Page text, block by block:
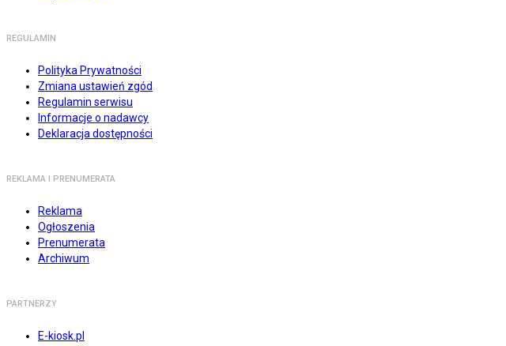
REGULAMIN
Polityka Prywatności
Zmiana ustawień zgód
Regulamin serwisu
Informacje o nadawcy
Deklaracja dostępności
REKLAMA I PRENUMERATA
Reklama
Ogłoszenia
Prenumerata
Archiwum
PARTNERZY
E-kiosk.pl